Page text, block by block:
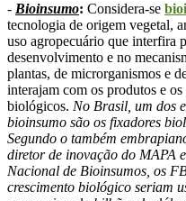
- Bioinsumo: Considera-se
tecnologia de origem vegetal,
uso agropecuário que interfira
desenvolvimento e no
plantas, de microrganismos e
interajam com os produtos e
biológicos. No Brasil, um dos
bioinsumo são os fixadores
Segundo o também
diretor de inovação do MAPA
Nacional de Bioinsumos, os
crescimento biológico seriam